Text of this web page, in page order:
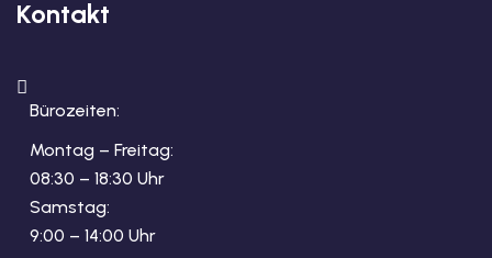
Kontakt
Bürozeiten:
Montag – Freitag:
08:30 – 18:30 Uhr
Samstag:
9:00 – 14:00 Uhr